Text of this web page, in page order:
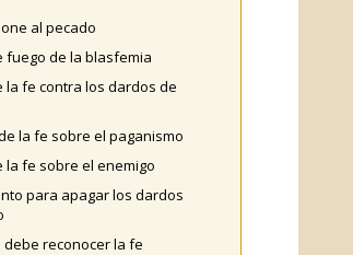
al pecado
fuego de la blasfemia
la fe contra los dardos de
la fe sobre el paganismo
la fe sobre el enemigo
para apagar los dardos
debe reconocer la fe